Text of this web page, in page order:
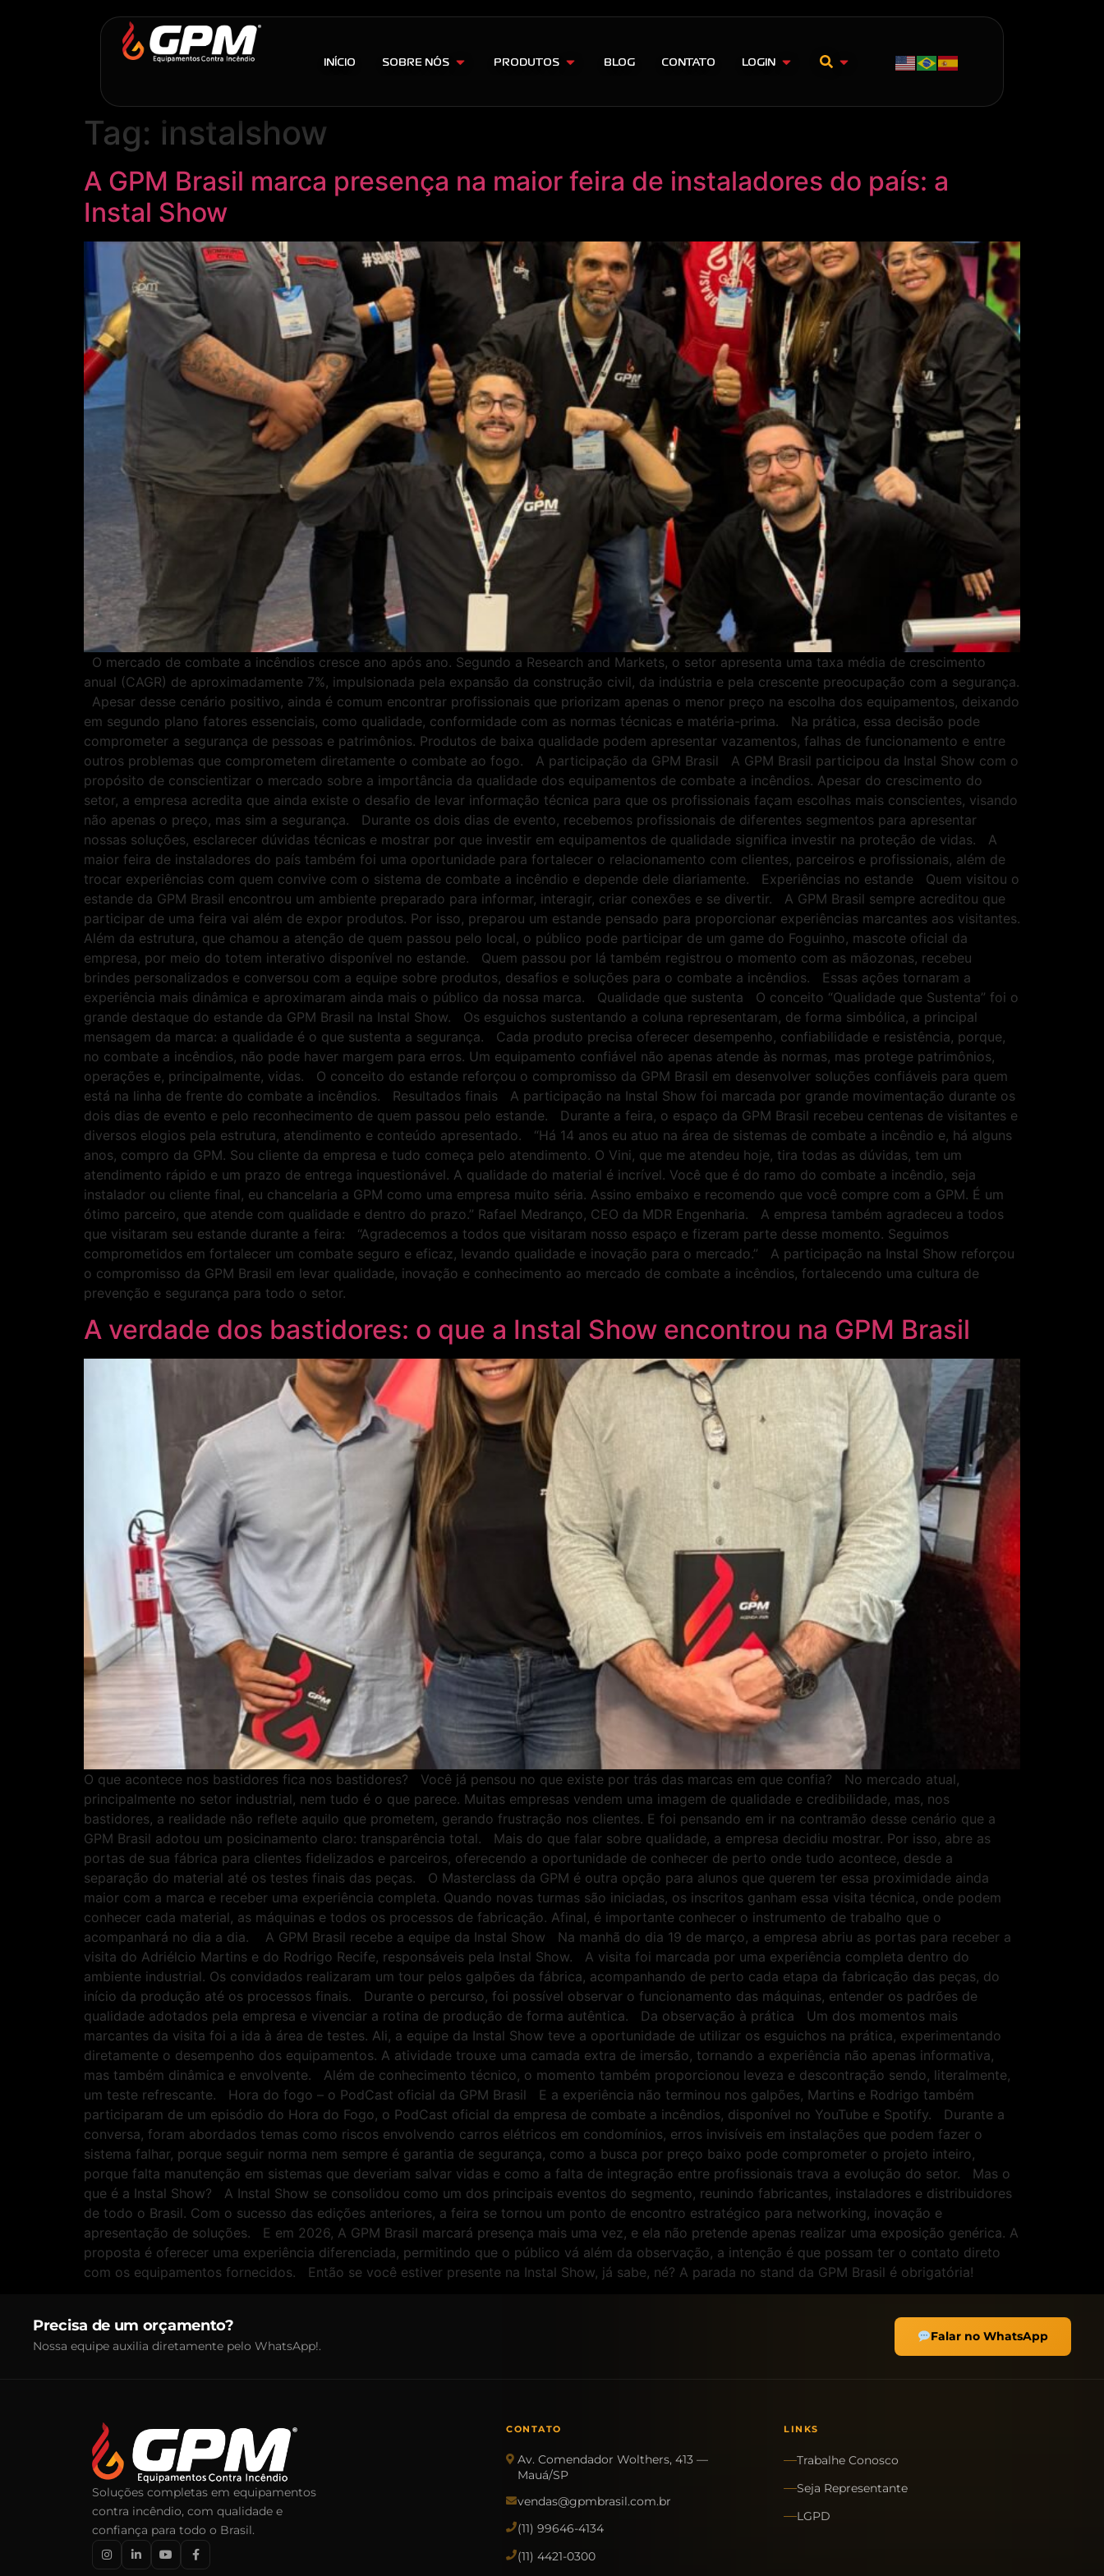
INÍCIO SOBRE NÓS PRODUTOS BLOG CONTATO LOGIN
Tag: instalshow
A GPM Brasil marca presença na maior feira de instaladores do país: a
Instal Show
O mercado de combate a incêndios cresce ano após ano. Segundo a Research and Markets, o setor apresenta uma taxa média de crescimento
anual (CAGR) de aproximadamente 7%, impulsionada pela expansão da construção civil, da indústria e pela crescente preocupação com a segurança.
Apesar desse cenário positivo, ainda é comum encontrar profissionais que priorizam apenas o menor preço na escolha dos equipamentos, deixando
em segundo plano fatores essenciais, como qualidade, conformidade com as normas técnicas e matéria-prima. Na prática, essa decisão pode
comprometer a segurança de pessoas e patrimônios. Produtos de baixa qualidade podem apresentar vazamentos, falhas de funcionamento e entre
outros problemas que comprometem diretamente o combate ao fogo. A participação da GPM Brasil A GPM Brasil participou da Instal Show com o
propósito de conscientizar o mercado sobre a importância da qualidade dos equipamentos de combate a incêndios. Apesar do crescimento do
setor, a empresa acredita que ainda existe o desafio de levar informação técnica para que os profissionais façam escolhas mais conscientes, visando
não apenas o preço, mas sim a segurança. Durante os dois dias de evento, recebemos profissionais de diferentes segmentos para apresentar
nossas soluções, esclarecer dúvidas técnicas e mostrar por que investir em equipamentos de qualidade significa investir na proteção de vidas. A
maior feira de instaladores do país também foi uma oportunidade para fortalecer o relacionamento com clientes, parceiros e profissionais, além de
trocar experiências com quem convive com o sistema de combate a incêndio e depende dele diariamente. Experiências no estande Quem visitou o
estande da GPM Brasil encontrou um ambiente preparado para informar, interagir, criar conexões e se divertir. A GPM Brasil sempre acreditou que
participar de uma feira vai além de expor produtos. Por isso, preparou um estande pensado para proporcionar experiências marcantes aos visitantes.
Além da estrutura, que chamou a atenção de quem passou pelo local, o público pode participar de um game do Foguinho, mascote oficial da
empresa, por meio do totem interativo disponível no estande. Quem passou por lá também registrou o momento com as mãozonas, recebeu
brindes personalizados e conversou com a equipe sobre produtos, desafios e soluções para o combate a incêndios. Essas ações tornaram a
experiência mais dinâmica e aproximaram ainda mais o público da nossa marca. Qualidade que sustenta O conceito “Qualidade que Sustenta” foi o
grande destaque do estande da GPM Brasil na Instal Show. Os esguichos sustentando a coluna representaram, de forma simbólica, a principal
mensagem da marca: a qualidade é o que sustenta a segurança. Cada produto precisa oferecer desempenho, confiabilidade e resistência, porque,
no combate a incêndios, não pode haver margem para erros. Um equipamento confiável não apenas atende às normas, mas protege patrimônios,
operações e, principalmente, vidas. O conceito do estande reforçou o compromisso da GPM Brasil em desenvolver soluções confiáveis para quem
está na linha de frente do combate a incêndios. Resultados finais A participação na Instal Show foi marcada por grande movimentação durante os
dois dias de evento e pelo reconhecimento de quem passou pelo estande. Durante a feira, o espaço da GPM Brasil recebeu centenas de visitantes e
diversos elogios pela estrutura, atendimento e conteúdo apresentado. “Há 14 anos eu atuo na área de sistemas de combate a incêndio e, há alguns
anos, compro da GPM. Sou cliente da empresa e tudo começa pelo atendimento. O Vini, que me atendeu hoje, tira todas as dúvidas, tem um
atendimento rápido e um prazo de entrega inquestionável. A qualidade do material é incrível. Você que é do ramo do combate a incêndio, seja
instalador ou cliente final, eu chancelaria a GPM como uma empresa muito séria. Assino embaixo e recomendo que você compre com a GPM. É um
ótimo parceiro, que atende com qualidade e dentro do prazo.” Rafael Medranço, CEO da MDR Engenharia. A empresa também agradeceu a todos
que visitaram seu estande durante a feira: “Agradecemos a todos que visitaram nosso espaço e fizeram parte desse momento. Seguimos
comprometidos em fortalecer um combate seguro e eficaz, levando qualidade e inovação para o mercado.” A participação na Instal Show reforçou
o compromisso da GPM Brasil em levar qualidade, inovação e conhecimento ao mercado de combate a incêndios, fortalecendo uma cultura de
prevenção e segurança para todo o setor.
A verdade dos bastidores: o que a Instal Show encontrou na GPM Brasil
O que acontece nos bastidores fica nos bastidores? Você já pensou no que existe por trás das marcas em que confia? No mercado atual,
principalmente no setor industrial, nem tudo é o que parece. Muitas empresas vendem uma imagem de qualidade e credibilidade, mas, nos
bastidores, a realidade não reflete aquilo que prometem, gerando frustração nos clientes. E foi pensando em ir na contramão desse cenário que a
GPM Brasil adotou um posicinamento claro: transparência total. Mais do que falar sobre qualidade, a empresa decidiu mostrar. Por isso, abre as
portas de sua fábrica para clientes fidelizados e parceiros, oferecendo a oportunidade de conhecer de perto onde tudo acontece, desde a
separação do material até os testes finais das peças. O Masterclass da GPM é outra opção para alunos que querem ter essa proximidade ainda
maior com a marca e receber uma experiência completa. Quando novas turmas são iniciadas, os inscritos ganham essa visita técnica, onde podem
conhecer cada material, as máquinas e todos os processos de fabricação. Afinal, é importante conhecer o instrumento de trabalho que o
acompanhará no dia a dia. A GPM Brasil recebe a equipe da Instal Show Na manhã do dia 19 de março, a empresa abriu as portas para receber a
visita do Adriélcio Martins e do Rodrigo Recife, responsáveis pela Instal Show. A visita foi marcada por uma experiência completa dentro do
ambiente industrial. Os convidados realizaram um tour pelos galpões da fábrica, acompanhando de perto cada etapa da fabricação das peças, do
início da produção até os processos finais. Durante o percurso, foi possível observar o funcionamento das máquinas, entender os padrões de
qualidade adotados pela empresa e vivenciar a rotina de produção de forma autêntica. Da observação à prática Um dos momentos mais
marcantes da visita foi a ida à área de testes. Ali, a equipe da Instal Show teve a oportunidade de utilizar os esguichos na prática, experimentando
diretamente o desempenho dos equipamentos. A atividade trouxe uma camada extra de imersão, tornando a experiência não apenas informativa,
mas também dinâmica e envolvente. Além de conhecimento técnico, o momento também proporcionou leveza e descontração sendo, literalmente,
um teste refrescante. Hora do fogo – o PodCast oficial da GPM Brasil E a experiência não terminou nos galpões, Martins e Rodrigo também
participaram de um episódio do Hora do Fogo, o PodCast oficial da empresa de combate a incêndios, disponível no YouTube e Spotify. Durante a
conversa, foram abordados temas como riscos envolvendo carros elétricos em condomínios, erros invisíveis em instalações que podem fazer o
sistema falhar, porque seguir norma nem sempre é garantia de segurança, como a busca por preço baixo pode comprometer o projeto inteiro,
porque falta manutenção em sistemas que deveriam salvar vidas e como a falta de integração entre profissionais trava a evolução do setor. Mas o
que é a Instal Show? A Instal Show se consolidou como um dos principais eventos do segmento, reunindo fabricantes, instaladores e distribuidores
de todo o Brasil. Com o sucesso das edições anteriores, a feira se tornou um ponto de encontro estratégico para networking, inovação e
apresentação de soluções. E em 2026, A GPM Brasil marcará presença mais uma vez, e ela não pretende apenas realizar uma exposição genérica. A
proposta é oferecer uma experiência diferenciada, permitindo que o público vá além da observação, a intenção é que possam ter o contato direto
com os equipamentos fornecidos. Então se você estiver presente na Instal Show, já sabe, né? A parada no stand da GPM Brasil é obrigatória!
Precisa de um orçamento?
Nossa equipe auxilia diretamente pelo WhatsApp!.
Falar no WhatsApp
Soluções completas em equipamentos
contra incêndio, com qualidade e
confiança para todo o Brasil.
CONTATO
Av. Comendador Wolthers, 413 —
Mauá/SP
vendas@gpmbrasil.com.br
(11) 99646-4134
(11) 4421-0300
LINKS
Trabalhe Conosco
Seja Representante
LGPD